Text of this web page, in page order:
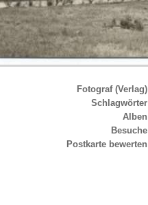
Fotograf (Verlag)
Schlagwörter
Alben
Besuche
Postkarte bewerten